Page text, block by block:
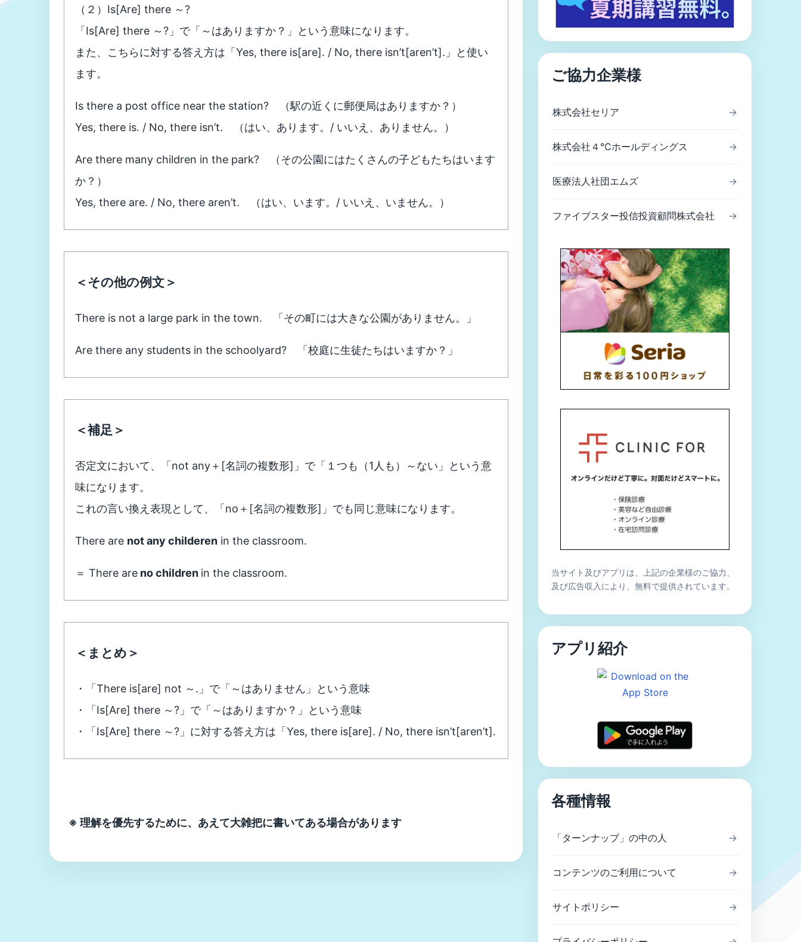
（２）Is[Are] there ～?
「Is[Are] there ～?」で「～はありますか？」という意味になります。
また、こちらに対する答え方は「Yes, there is[are]. / No, there isn’t[aren’t].」と使い
ます。
Is there a post office near the station? （駅の近くに郵便局はありますか？）
Yes, there is. / No, there isn’t. （はい、あります。/ いいえ、ありません。）
Are there many children in the park? （その公園にはたくさんの子どもたちはいます
か？）
Yes, there are. / No, there aren’t. （はい、います。/ いいえ、いません。）
＜その他の例文＞
There is not a large park in the town. 「その町には大きな公園がありません。」
Are there any students in the schoolyard? 「校庭に生徒たちはいますか？」
＜補足＞
否定文において、「not any＋[名詞の複数形]」で「１つも（1人も）～ない」という意
味になります。
これの言い換え表現として、「no＋[名詞の複数形]」でも同じ意味になります。
There are not any childeren in the classroom.
＝ There are no children in the classroom.
＜まとめ＞
・「There is[are] not ～.」で「～はありません」という意味
・「Is[Are] there ～?」で「～はありますか？」という意味
・「Is[Are] there ～?」に対する答え方は「Yes, there is[are]. / No, there isn’t[aren’t].
※ 理解を優先するために、あえて大雑把に書いてある場合があります
ご協力企業様
株式会社セリア →
株式会社４℃ホールディングス →
医療法人社団エムズ →
ファイブスター投信投資顧問株式会社 →
当サイト及びアプリは、上記の企業様のご協力、
及び広告収入により、無料で提供されています。
アプリ紹介
各種情報
「ターンナップ」の中の人 →
コンテンツのご利用について →
サイトポリシー →